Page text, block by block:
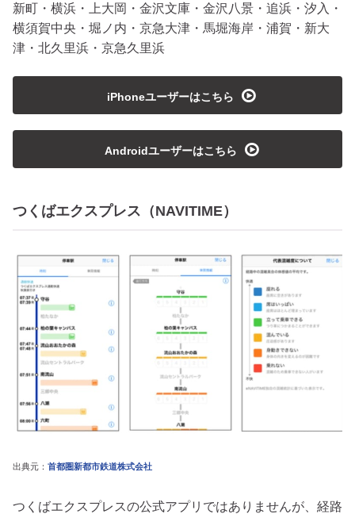
新町・横浜・上大岡・金沢文庫・金沢八景・追浜・汐入・
横須賀中央・堀ノ内・京急大津・馬堀海岸・浦賀・新大
津・北久里浜・京急久里浜
iPhoneユーザーはこちら playmedia
Androidユーザーはこちら playmedia
つくばエクスプレス（NAVITIME）
出典元： 首都圏新都市鉄道株式会社
つくばエクスプレスの公式アプリではありませんが、経路